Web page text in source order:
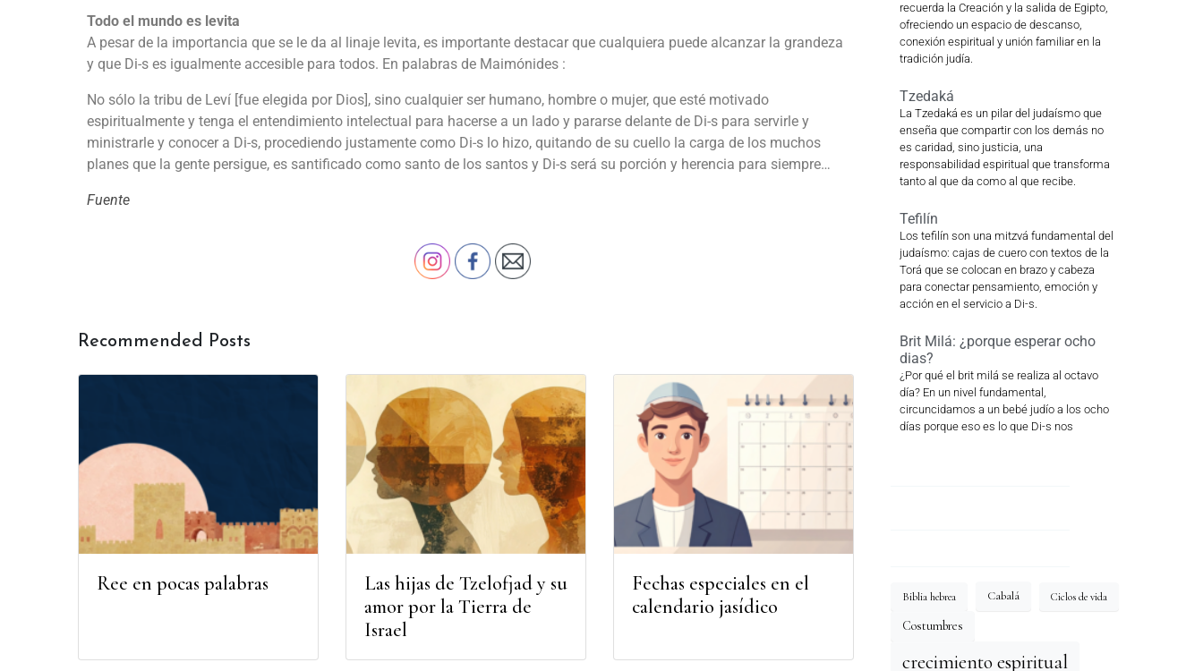
Todo el mundo es levita
A pesar de la importancia que se le da al linaje levita, es importante destacar que cualquiera puede alcanzar la grandeza
y que Di-s es igualmente accesible para todos. En palabras de Maimónides :
No sólo la tribu de Leví [fue elegida por Dios], sino cualquier ser humano, hombre o mujer, que esté motivado
espiritualmente y tenga el entendimiento intelectual para hacerse a un lado y pararse delante de Di-s para servirle y
ministrarle y conocer a Di-s, procediendo justamente como Di-s lo hizo, quitando de su cuello la carga de los muchos
planes que la gente persigue, es santificado como santo de los santos y Di-s será su porción y herencia para siempre…
Fuente
Recommended Posts
Ree en pocas palabras
Las hijas de Tzelofjad y su
amor por la Tierra de
Israel
Fechas especiales en el
calendario jasídico
recuerda la Creación y la salida de Egipto,
ofreciendo un espacio de descanso,
conexión espiritual y unión familiar en la
tradición judía.
Tzedaká
La Tzedaká es un pilar del judaísmo que
enseña que compartir con los demás no
es caridad, sino justicia, una
responsabilidad espiritual que transforma
tanto al que da como al que recibe.
Tefilín
Los tefilín son una mitzvá fundamental del
judaísmo: cajas de cuero con textos de la
Torá que se colocan en brazo y cabeza
para conectar pensamiento, emoción y
acción en el servicio a Di-s.
Brit Milá: ¿porque esperar ocho
dias?
¿Por qué el brit milá se realiza al octavo
día? En un nivel fundamental,
circuncidamos a un bebé judío a los ocho
días porque eso es lo que Di-s nos
Biblia hebrea Cabalá Ciclos de vida
Costumbres
crecimiento espiritual